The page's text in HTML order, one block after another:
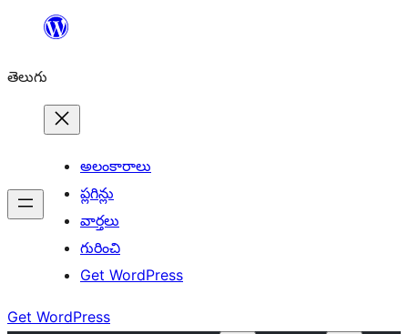
విషయానికి
తెలుగు
అలంకారాలు
ప్లగిన్లు
వార్తలు
గురించి
Get WordPress
Get WordPress